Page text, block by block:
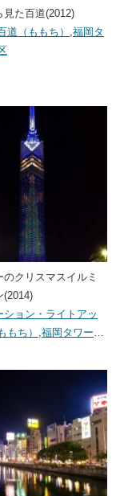
見た百道(2012)
道（ももち） ,福岡タ
クリスマスイルミ
(2014)
ション・ライトアッ
もち） ,福岡タワー…